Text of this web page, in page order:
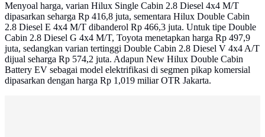
Menyoal harga, varian Hilux Single Cabin 2.8 Diesel 4x4 M/T
dipasarkan seharga Rp 416,8 juta, sementara Hilux Double Cabin
2.8 Diesel E 4x4 M/T dibanderol Rp 466,3 juta. Untuk tipe Double
Cabin 2.8 Diesel G 4x4 M/T, Toyota menetapkan harga Rp 497,9
juta, sedangkan varian tertinggi Double Cabin 2.8 Diesel V 4x4 A/T
dijual seharga Rp 574,2 juta. Adapun New Hilux Double Cabin
Battery EV sebagai model elektrifikasi di segmen pikap komersial
dipasarkan dengan harga Rp 1,019 miliar OTR Jakarta.